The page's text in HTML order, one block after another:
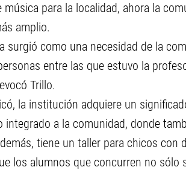
música para la localidad, ahora la
amplio.
surgió como una necesidad de la
entre las que estuvo la
Trillo.
la institución adquiere un
integrado a la comunidad, donde
tiene un taller para chicos con
los alumnos que concurren no